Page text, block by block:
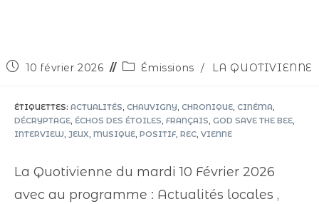
10 février 2026 Émissions / LA QUOTIVIENNE
ÉTIQUETTES: ACTUALITÉS CHAUVIGNY CHRONIQUE CINÉMA
DÉCRYPTAGE ÉCHOS DES ÉTOILES FRANÇAIS GOD SAVE THE BEE
INTERVIEW JEUX MUSIQUE POSITIF REC VIENNE
La Quotivienne du mardi 10 Février 2026
avec au programme : Actualités locales ,